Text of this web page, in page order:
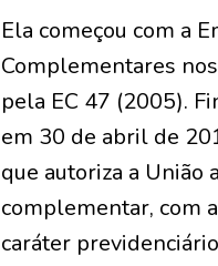
Ela começou com a
Complementares
pela EC 47 (2005).
em 30 de abril de
que autoriza a União
complementar, com
caráter